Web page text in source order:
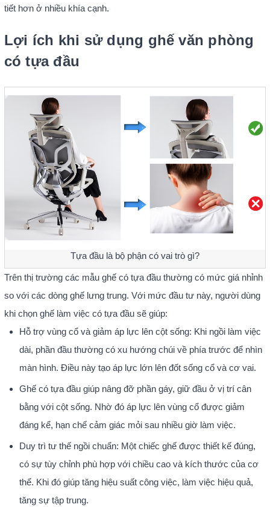
tiết hơn ở nhiều khía cạnh.
Lợi ích khi sử dụng ghế văn phòng
có tựa đầu
Tựa đầu là bộ phận có vai trò gì?
Trên thị trường các mẫu ghế có tựa đầu thường có mức giá nhỉnh
so với các dòng ghế lưng trung. Với mức đầu tư này, người dùng
khi chọn ghế làm việc có tựa đầu sẽ giúp:
Hỗ trợ vùng cổ và giảm áp lực lên cột sống: Khi ngồi làm việc
dài, phần đầu thường có xu hướng chúi về phía trước để nhìn
màn hình. Điều này tạo áp lực lớn lên đốt sống cổ và cơ vai.
Ghế có tựa đầu giúp nâng đỡ phần gáy, giữ đầu ở vị trí cân
bằng với cột sống. Nhờ đó áp lực lên vùng cổ được giảm
đáng kể, hạn chế cảm giác mỏi sau nhiều giờ làm việc.
Duy trì tư thế ngồi chuẩn: Một chiếc ghế được thiết kế đúng,
có sự tùy chỉnh phù hợp với chiều cao và kích thước của cơ
thể. Khi đó giúp tăng hiệu suất công việc, làm việc hiệu quả,
tăng sự tập trung.